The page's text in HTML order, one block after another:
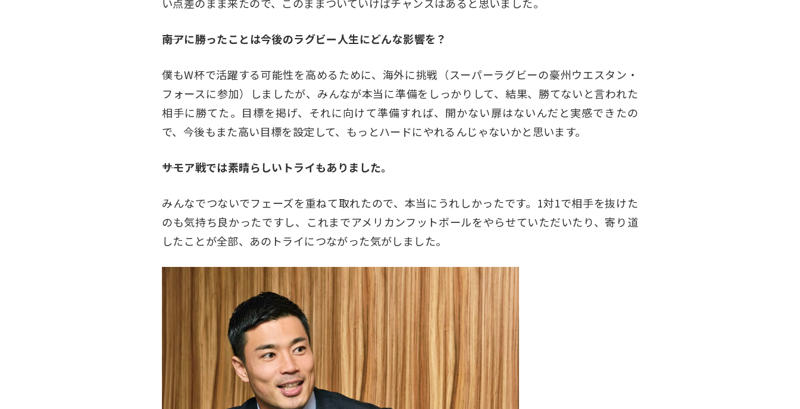
い点差のまま来たので、このままついていけばチャンスはあると思いました。
――南アに勝ったことは今後のラグビー人生にどんな影響を？
僕もW杯で活躍する可能性を高めるために、海外に挑戦（スーパーラグビーの豪州ウエスタン・
フォースに参加）しましたが、みんなが本当に準備をしっかりして、結果、勝てないと言われた
相手に勝てた。目標を掲げ、それに向けて準備すれば、開かない扉はないんだと実感できたの
で、今後もまた高い目標を設定して、もっとハードにやれるんじゃないかと思います。
――サモア戦では素晴らしいトライもありました。
みんなでつないでフェーズを重ねて取れたので、本当にうれしかったです。1対1で相手を抜けた
のも気持ち良かったですし、これまでアメリカンフットボールをやらせていただいたり、寄り道
したことが全部、あのトライにつながった気がしました。